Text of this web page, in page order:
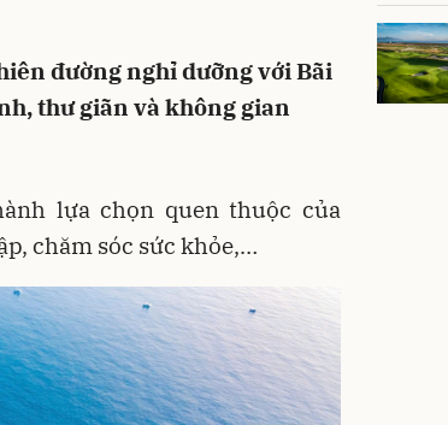
đường nghỉ dưỡng với Bãi
thư giãn và không gian
lựa chọn quen thuộc của
chăm sóc sức khỏe,…